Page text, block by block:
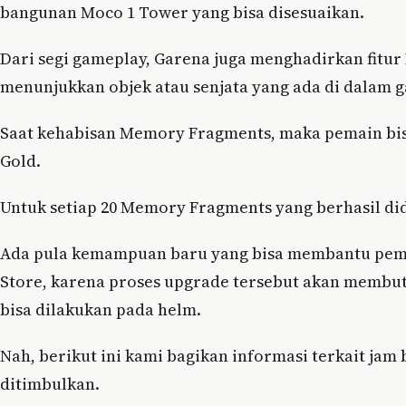
bangunan Moco 1 Tower yang bisa disesuaikan.
Dari segi gameplay, Garena juga menghadirkan
menunjukkan objek atau senjata yang ada di dalam
Saat kehabisan Memory Fragments, maka pemain
Gold.
Untuk setiap 20 Memory Fragments yang berhasil
Ada pula kemampuan baru yang bisa membantu
Store, karena proses upgrade tersebut akan
bisa dilakukan pada helm.
Nah, berikut ini kami bagikan informasi terkait jam
ditimbulkan.